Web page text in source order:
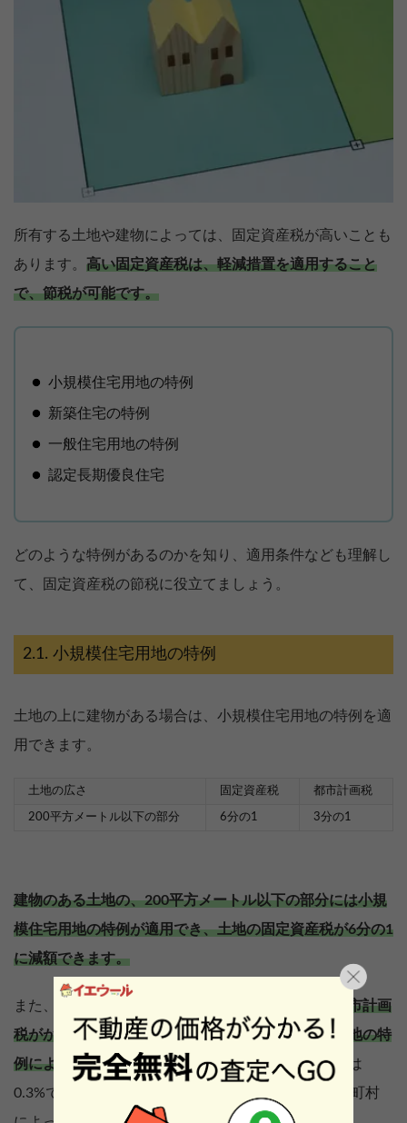
所有する土地や建物によっては、固定資産税が高いことも
あります。 高い固定資産税は、軽減措置を適用すること
で、節税が可能です。
小規模住宅用地の特例
新築住宅の特例
一般住宅用地の特例
認定長期優良住宅
どのような特例があるのかを知り、適用条件なども理解し
て、固定資産税の節税に役立てましょう。
小規模住宅用地の特例
土地の上に建物がある場合は、小規模住宅用地の特例を適
用できます。
土地の広さ 固定資産税 都市計画税
200平方メートル以下の部分 6分の1 3分の1
建物のある土地の、200平方メートル以下の部分には小規
模住宅用地の特例が適用でき、土地の固定資産税が6分の1
に減額できます。
また、
地域によっては固定資産税だけではなく、都市計画
税がかかることもありますが、これも小規模住宅用地の特
例によって減額が可能です。都市計画税の標準税率は
0.3%であり、固定資産税と同様に詳細な税率は市区町村